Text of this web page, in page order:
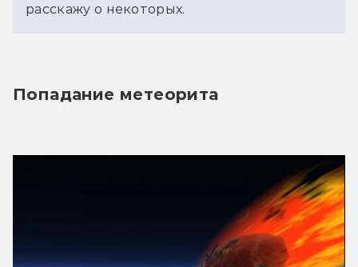
расскажу о некоторых.
Попадание метеорита